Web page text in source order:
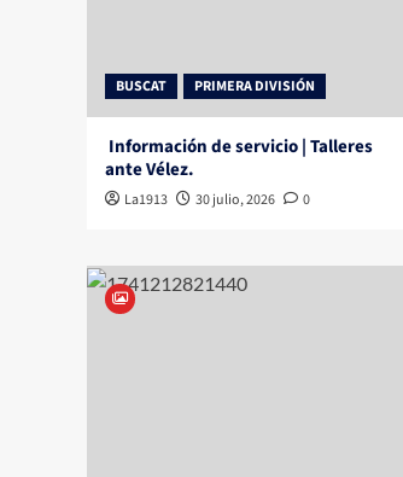
BUSCAT PRIMERA DIVISIÓN
Información de servicio | Talleres
ante Vélez.
La1913 30 julio, 2026 0